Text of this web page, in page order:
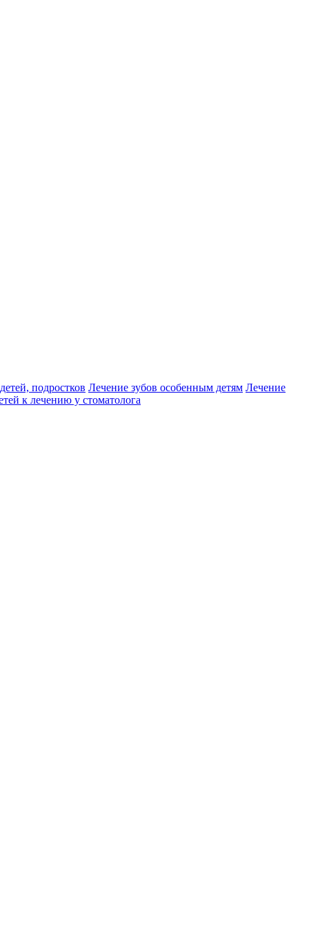
подростков Лечение зубов особенным детям Лечение
к лечению у стоматолога